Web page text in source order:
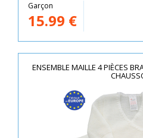
Garçon
15.99 €
ENSEMBLE MAILLE 4 PIÈCES